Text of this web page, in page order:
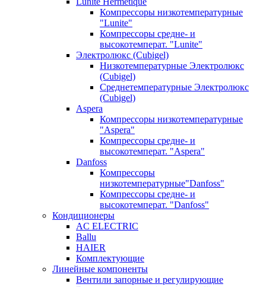
Компрессоры низкотемпературные
"Lunite"
Компрессоры средне- и
высокотемперат. "Lunite"
Электролюкс (Cubigel)
Низкотемпературные Электролюкс
(Cubigel)
Среднетемпературные Электролюкс
(Cubigel)
Aspera
Компрессоры низкотемпературные
"Aspera"
Компрессоры средне- и
высокотемперат. "Aspera"
Danfoss
Компрессоры
низкотемпературные"Danfoss"
Компрессоры средне- и
высокотемперат. "Danfoss"
Кондиционеры
AC ELECTRIC
Ballu
HAIER
Комплектующие
Линейные компоненты
Вентили запорные и регулирующие